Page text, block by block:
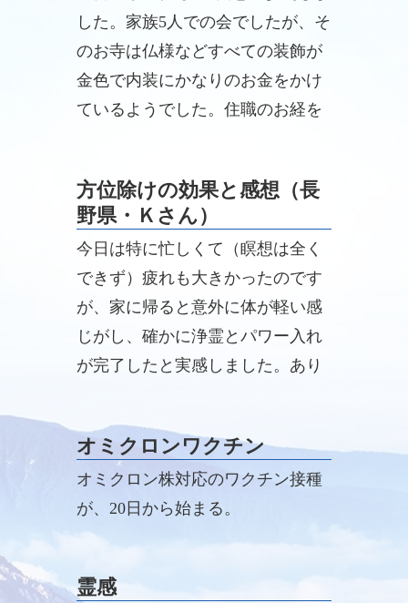
した。家族5人での会でしたが、そ
のお寺は仏様などすべての装飾が
金色で内装にかなりのお金をかけ
ているようでした。住職のお経を
には何の意味もないことを実感し
ました。
方位除けの効果と感想（長
野県・Ｋさん）
今日は特に忙しくて（瞑想は全く
できず）疲れも大きかったのです
が、家に帰ると意外に体が軽い感
じがし、確かに浄霊とパワー入れ
が完了したと実感しました。あり
オミクロンワクチン
オミクロン株対応のワクチン接種
が、20日から始まる。
霊感